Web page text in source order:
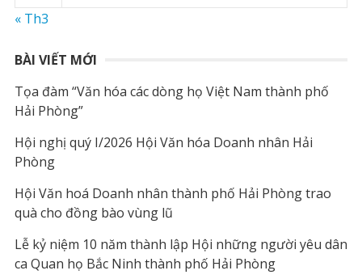
« Th3
BÀI VIẾT MỚI
Tọa đàm “Văn hóa các dòng họ Việt Nam thành phố
Hải Phòng”
Hội nghị quý I/2026 Hội Văn hóa Doanh nhân Hải
Phòng
Hội Văn hoá Doanh nhân thành phố Hải Phòng trao
quà cho đồng bào vùng lũ
Lễ kỷ niệm 10 năm thành lập Hội những người yêu dân
ca Quan họ Bắc Ninh thành phố Hải Phòng